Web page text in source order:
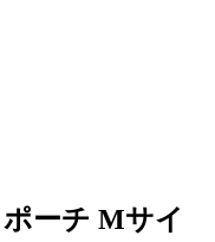
ーチ Mサイ